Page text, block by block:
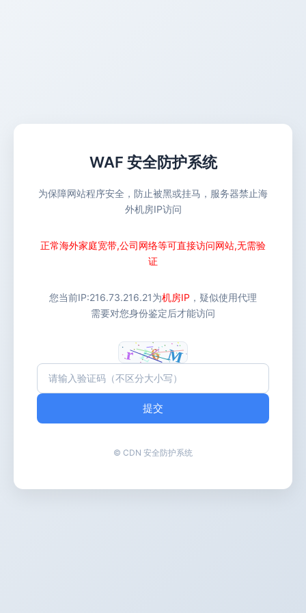
WAF 安全防护系统
为保障网站程序安全，防止被黑或挂马，服务器禁止海
外机房IP访问
正常海外家庭宽带,公司网络等可直接访问网站,无需验
证
您当前IP:216.73.216.21为机房IP ，疑似使用代理
需要对您身份鉴定后才能访问
提交
© CDN 安全防护系统